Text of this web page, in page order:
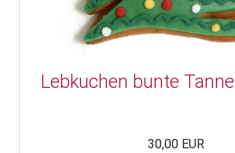
Lebkuchen bunte
30,00 EUR